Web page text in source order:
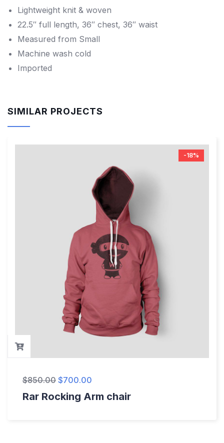
Lightweight knit & woven
22.5″ full length, 36″ chest, 36″ waist
Measured from Small
Machine wash cold
Imported
SIMILAR PROJECTS
-18%
$850.00 $700.00
Rar Rocking Arm chair